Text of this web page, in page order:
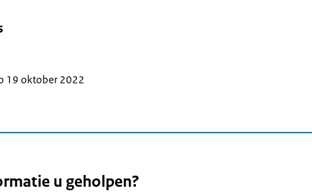
19 oktober 2022
u geholpen?